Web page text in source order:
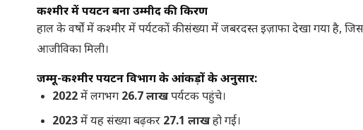
कश्मीर में पर्यटन बना उम्मीद की किरण
हाल के वर्षों में कश्मीर में पर्यटकों की संख्या में जबरदस्त इज़ाफा देखा गया है,
आजीविका मिली।
जम्मू-कश्मीर पर्यटन विभाग के आंकड़ों के अनुसार:
2022में लगभग 26.7 लाखपर्यटक पहुंचे।
2023में यह संख्या बढ़कर 27.1 लाखहो गई।